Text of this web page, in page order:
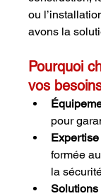
ou
avons la
Pourquoi
vos
pour
formée
la